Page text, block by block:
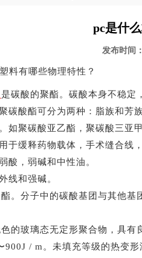
pc是什
发布时间
料有哪些物理特性？
是碳酸的聚酯。碳酸本身不稳定
碳酸酯可分为两种：脂族和芳族
如聚碳酸亚乙酯，聚碳酸三亚
于缓释药物载体，手术缝合线
酸，弱碱和中性油。
线和强碱。
。分子中的碳酸基团与其他
的玻璃态无定形聚合物，具
900J / m。未填充等级的热变